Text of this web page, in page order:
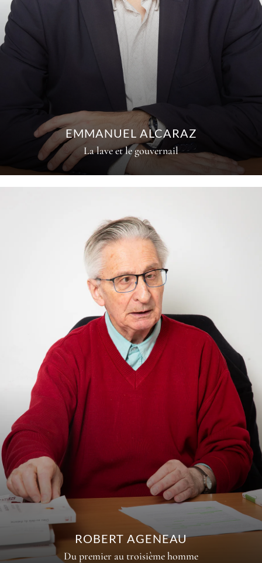
EMMANUEL ALCARAZ
La lave et le gouvernail
ROBERT AGENEAU
Du premier au troisième homme